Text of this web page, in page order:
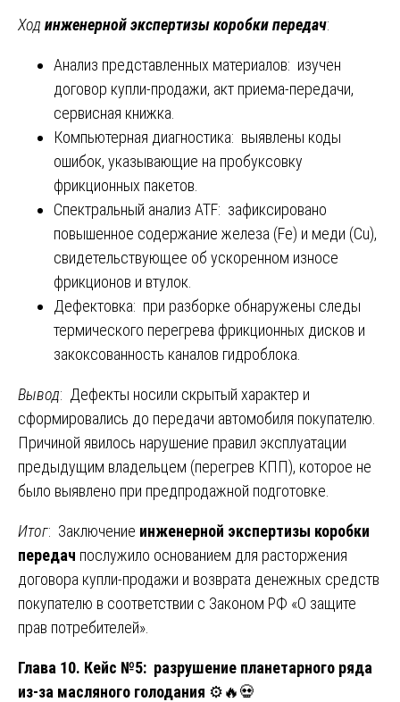
Ход инженерной экспертизы коробки передач:
Анализ представленных материалов: изучен
договор купли-продажи, акт приема-передачи,
сервисная книжка.
Компьютерная диагностика: выявлены коды
ошибок, указывающие на пробуксовку
фрикционных пакетов.
Спектральный анализ ATF: зафиксировано
повышенное содержание железа (Fe) и меди (Cu),
свидетельствующее об ускоренном износе
фрикционов и втулок.
Дефектовка: при разборке обнаружены следы
термического перегрева фрикционных дисков и
закоксованность каналов гидроблока.
Вывод: Дефекты носили скрытый характер и
сформировались до передачи автомобиля покупателю.
Причиной явилось нарушение правил эксплуатации
предыдущим владельцем (перегрев КПП), которое не
было выявлено при предпродажной подготовке.
Итог: Заключение инженерной экспертизы коробки
передач послужило основанием для расторжения
договора купли-продажи и возврата денежных средств
покупателю в соответствии с Законом РФ «О защите
прав потребителей».
Глава 10. Кейс №5: разрушение планетарного ряда
из-за масляного голодания ⚙️🔥💀